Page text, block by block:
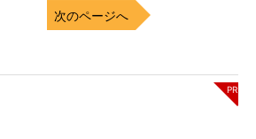
次のページへ